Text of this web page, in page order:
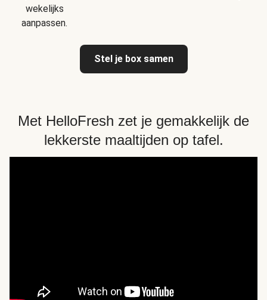
wekelijks
aanpassen.
Stel je box samen
Met HelloFresh zet je gemakkelijk de
lekkerste maaltijden op tafel.